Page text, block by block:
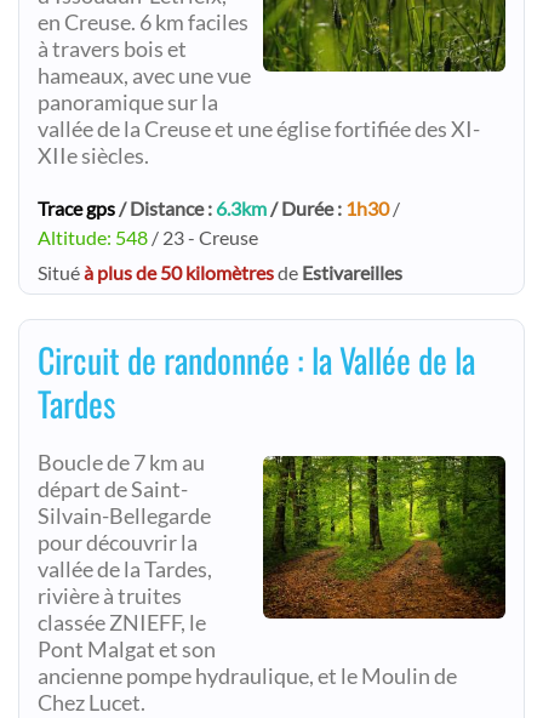
en Creuse. 6 km faciles
à travers bois et
hameaux, avec une vue
panoramique sur la
vallée de la Creuse et une église fortifiée des XI-
XIIe siècles.
Trace gps/ Distance : 6.3km/ Durée : 1h30/
Altitude: 548 / 23 - Creuse
Situéà plus de 50 kilomètresde Estivareilles
Circuit de randonnée : la Vallée de la
Tardes
Boucle de 7 km au
départ de Saint-
Silvain-Bellegarde
pour découvrir la
vallée de la Tardes,
rivière à truites
classée ZNIEFF, le
Pont Malgat et son
ancienne pompe hydraulique, et le Moulin de
Chez Lucet.